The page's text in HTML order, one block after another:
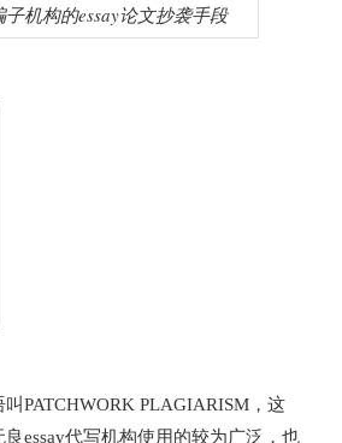
机构的essay论文抄袭手段
PATCHWORK PLAGIARISM，这
essay代写机构使用的较为广泛，也